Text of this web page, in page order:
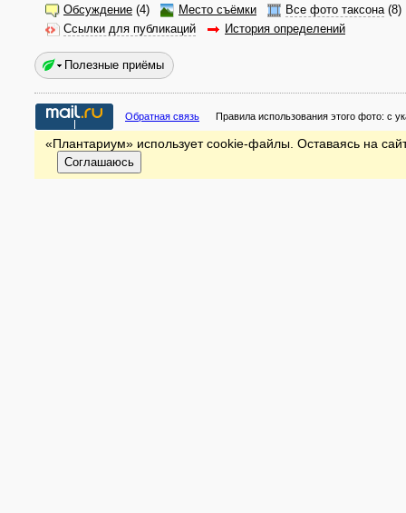
Обсуждение (4) Место съёмки Все фото таксона(8)
Ссылки для публикаций
История определений
Полезные приёмы
Обратная связь Правила использования этого фото: с
«Плантариум» использует cookie-файлы. Оставаясь на
Соглашаюсь